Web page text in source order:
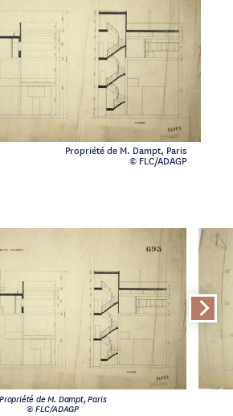
Propriété de M. Dampt, Paris
© FLC/ADAGP
Propriété de M. Dampt, Paris
© FLC/ADAGP